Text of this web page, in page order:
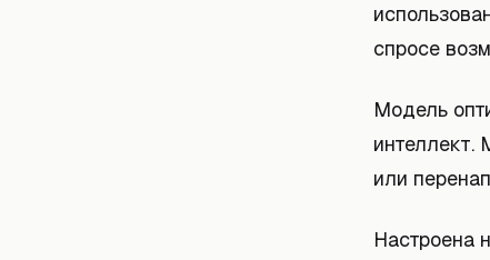
спросе
Модель
интеллект.
или
Настроена